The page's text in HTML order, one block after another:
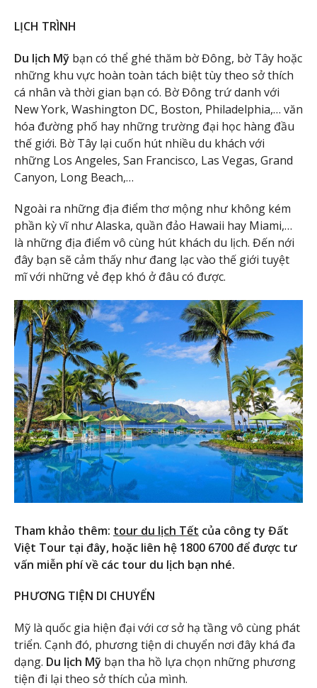
LỊCH TRÌNH
Du lịch Mỹ bạn có thể ghé thăm bờ Đông, bờ Tây hoặc
những khu vực hoàn toàn tách biệt tùy theo sở thích
cá nhân và thời gian bạn có. Bờ Đông trứ danh với
New York, Washington DC, Boston, Philadelphia,… văn
hóa đường phố hay những trường đại học hàng đầu
thế giới. Bờ Tây lại cuốn hút nhiều du khách với
những Los Angeles, San Francisco, Las Vegas, Grand
Canyon, Long Beach,…
Ngoài ra những địa điểm thơ mộng như không kém
phần kỳ vĩ như Alaska, quần đảo Hawaii hay Miami,…
là những địa điểm vô cùng hút khách du lịch. Đến nới
đây bạn sẽ cảm thấy như đang lạc vào thế giới tuyệt
mĩ với những vẻ đẹp khó ở đâu có được.
Tham khảo thêm: tour du lịch Tết của công ty Đất
Việt Tour tại đây, hoặc liên hệ 1800 6700 để được tư
vấn miễn phí về các tour du lịch bạn nhé.
PHƯƠNG TIỆN DI CHUYỂN
Mỹ là quốc gia hiện đại với cơ sở hạ tầng vô cùng phát
triển. Cạnh đó, phương tiện di chuyển nơi đây khá đa
dạng. Du lịch Mỹ bạn tha hồ lựa chọn những phương
tiện đi lại theo sở thích của mình.